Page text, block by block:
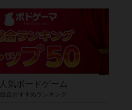
人気ボードゲーム
総合おすすめランキング